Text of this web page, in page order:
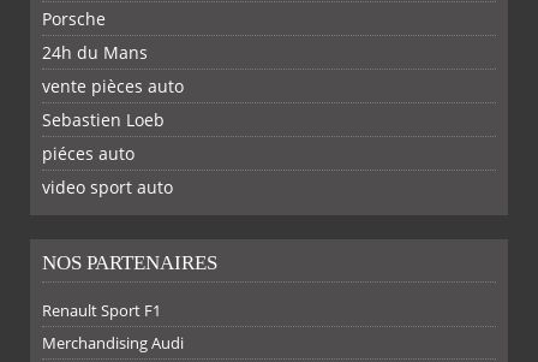
FACEBOOKTWITTER
Porsche
24h du Mans
vente pièces auto
Sebastien Loeb
piéces auto
video sport auto
NOS PARTENAIRES
Renault Sport F1
Merchandising Audi